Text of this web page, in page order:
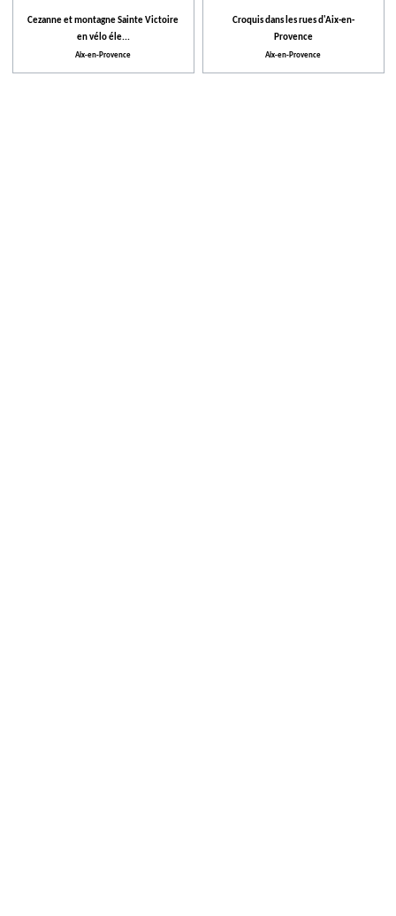
Cezanne et montagne Sainte Victoire
en vélo éle...
Aix-en-Provence
Croquis dans les rues d'Aix-en-
Provence
Aix-en-Provence